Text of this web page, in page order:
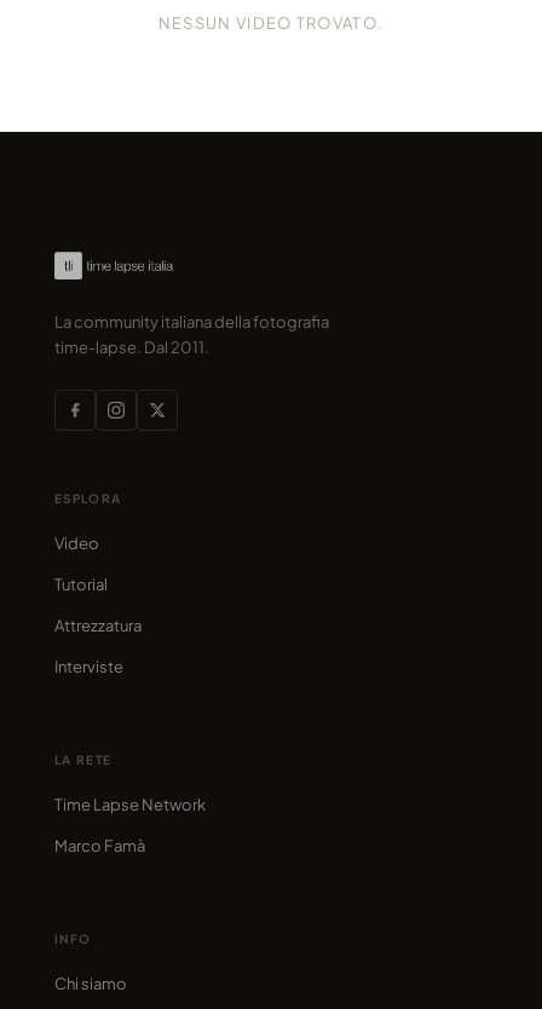
NESSUN VIDEO TROVATO.
La community italiana della fotografia
time-lapse. Dal 2011.
ESPLORA
Video
Tutorial
Attrezzatura
Interviste
LA RETE
Time Lapse Network
Marco Famà
INFO
Chi siamo